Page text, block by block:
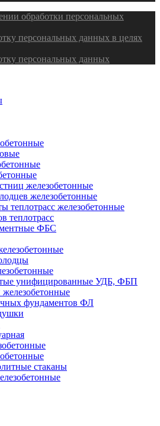
обработки персональных
персональных данных в целях
персональных данных
железобетонные
железобетонные
теплотрасс железобетонные
теплотрасс
ФБС
унифицированные УДБ, ФБП
фундаментов ФЛ
стаканы